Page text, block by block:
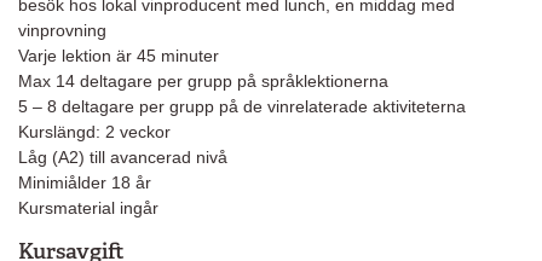
besök hos lokal vinproducent med lunch, en middag med
vinprovning
Varje lektion är 45 minuter
Max 14 deltagare per grupp på språklektionerna
5 – 8 deltagare per grupp på de vinrelaterade aktiviteterna
Kurslängd: 2 veckor
Låg (A2) till avancerad nivå
Minimiålder 18 år
Kursmaterial ingår
Kursavgift